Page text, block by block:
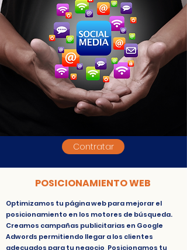
Contratar
POSICIONAMIENTO WEB
Optimizamos tu página web para mejorar el
posicionamiento en los motores de búsqueda.
Creamos campañas publicitarias en Google
Adwords permitiendo llegar a los clientes
adecuados para tu negocio, Posicionamos tu